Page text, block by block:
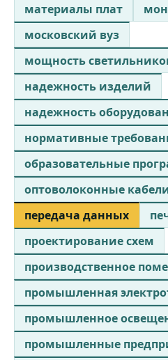
материалы плат
московский вуз
мощность
надежность изделий
надежность
нормативные
образовательные
оптоволоконные
передача данных
проектирование схем
производственное
промышленная
промышленное
промышленные